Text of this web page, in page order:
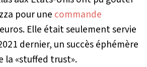
pour une commande
Elle était seulement servie
dernier, un succès éphémère
la «stuffed trust».